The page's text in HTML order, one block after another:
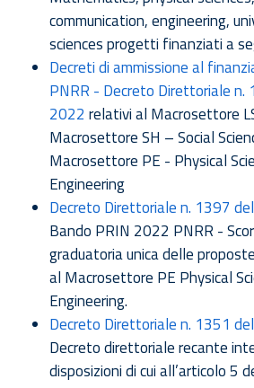
communication, engineering,
sciences progetti finanziati a
Decreti di ammissione al
PNRR - Decreto Direttoriale
2022 relativi al Macrosettore
Macrosettore SH – Social
Macrosettore PE - Physical
Engineering
Decreto Direttoriale n. 1397
Bando PRIN 2022 PNRR -
graduatoria unica delle
al Macrosettore PE Physical
Engineering.
Decreto Direttoriale n. 1351
Decreto direttoriale recante
disposizioni di cui all’articolo 5